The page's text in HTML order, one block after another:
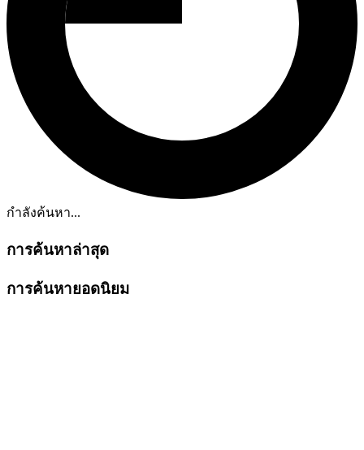
กำลังค้นหา...
การค้นหาล่าสุด
การค้นหายอดนิยม